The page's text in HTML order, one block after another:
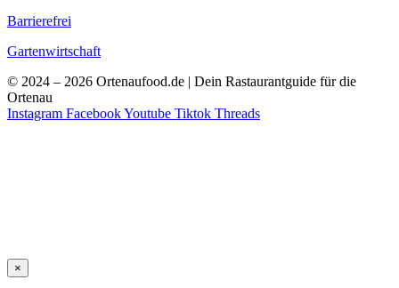
Barrierefrei
Gartenwirtschaft
© 2024 – 2026 Ortenaufood.de | Dein Rastaurantguide für die
Ortenau
Instagram FacebookYoutube Tiktok Threads
×